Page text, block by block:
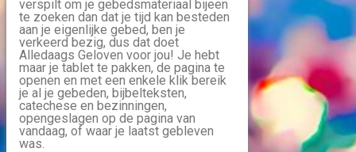
verspilt om je gebedsmateriaal bijeen
te zoeken dan dat je tijd kan besteden
aan je eigenlijke gebed, ben je
verkeerd bezig, dus dat doet
Alledaags Geloven voor jou! Je hebt
maar je tablet te pakken, de pagina te
openen en met een enkele klik bereik
je al je gebeden, bijbelteksten,
catechese en bezinningen,
opengeslagen op de pagina van
vandaag, of waar je laatst gebleven
was.